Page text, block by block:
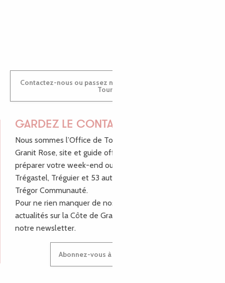
Contactez-nous ou passez nous voir dans nos Offices de
Tourisme
GARDEZ LE CONTACT !
Nous sommes l’Office de Tourisme Bretagne - Côte de
Granit Rose, site et guide officiel pour vous aider à
préparer votre week-end ou vos vacances à Lannion,
Trégastel, Tréguier et 53 autres communes de Lannion-
Trégor Communauté.
Pour ne rien manquer de nos bons plans et nos
actualités sur la Côte de Granit Rose, inscrivez-vous à
notre newsletter.
Abonnez-vous à notre newsletter